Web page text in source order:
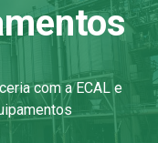
com a ECAL e